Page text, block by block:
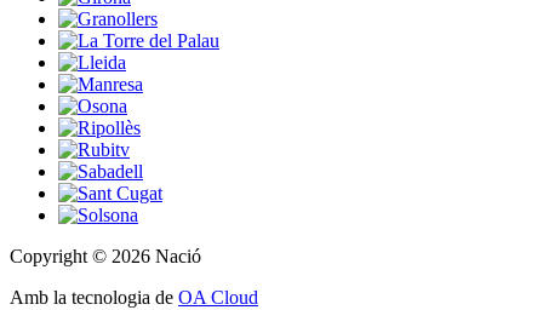
Copyright © 2026 Nació
Amb la tecnologia de OA Cloud